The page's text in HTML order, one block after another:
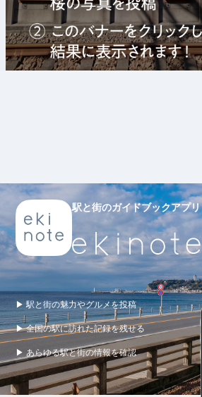
駅と街のガイドブックアプリ
▶ 駅と街の魅力やグルメを投稿
▶ 全国の駅に訪れた記録を残せる
▶ あらゆる駅と街の情報を確認